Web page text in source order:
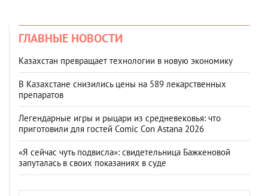
ГЛАВНЫЕ НОВОСТИ
Казахстан превращает технологии в новую экономику
В Казахстане снизились цены на 589 лекарственных
препаратов
Легендарные игры и рыцари из средневековья: что
приготовили для гостей Comic Con Astana 2026
«Я сейчас чуть подвисла»: свидетельница Бажкеновой
запуталась в своих показаниях в суде